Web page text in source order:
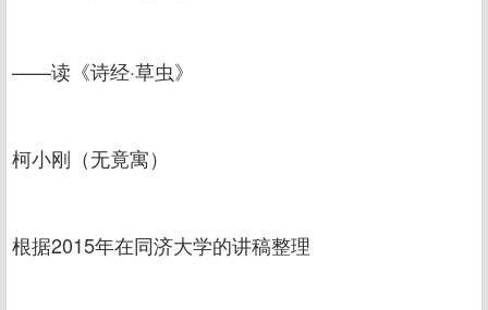
——读《诗经·草虫》
柯小刚（无竟寓）
根据2015年在同济大学的讲稿整理